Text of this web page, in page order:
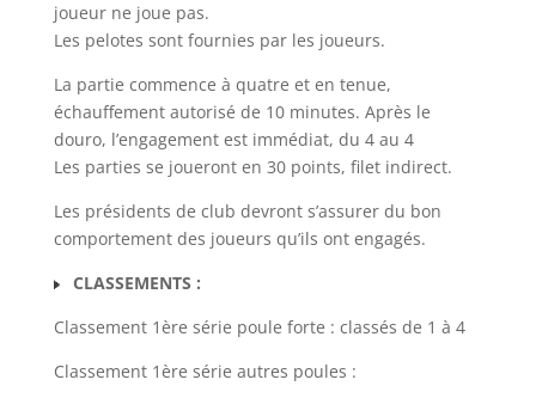
joueur ne joue pas.
Les pelotes sont fournies par les joueurs.
La partie commence à quatre et en tenue,
échauffement autorisé de 10 minutes. Après le
douro, l’engagement est immédiat, du 4 au 4
Les parties se joueront en 30 points, filet indirect.
Les présidents de club devront s’assurer du bon
comportement des joueurs qu’ils ont engagés.
CLASSEMENTS :
Classement 1ère série poule forte : classés de 1 à 4
Classement 1ère série autres poules :